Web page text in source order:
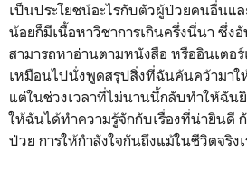
เป็นประโยชน์อะไรกับตัวผู้ป่วยคนอื่นแ
น้อยก็มีเนื้อหาวิชาการเกินครึ่งนี่นา ซึ่ง
สามารถหาอ่านตามหนังสือ หรืออินเตอ
เหมือนไปนั่งพูดสรุปสิ่งที่ฉันค้นคว้ามาใ
แต่ในช่วงเวลาที่ไม่นานนี้กลับทำให้ฉัน
ให้ฉันได้ทำความรู้จักกับเรื่องที่น่ายินดี
ป่วย การให้กำลังใจกันถึงแม้ในชีวิตจริง